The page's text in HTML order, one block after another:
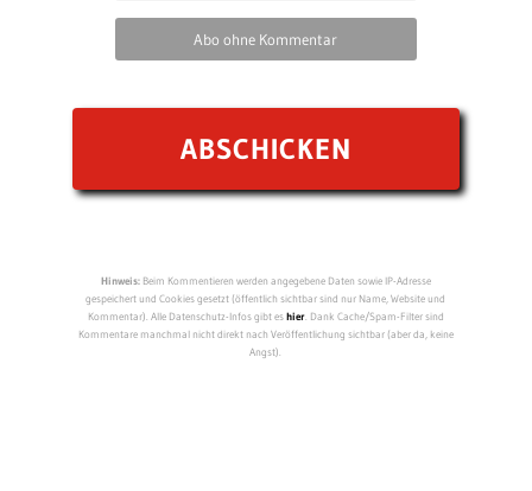
Abo ohne Kommentar
Hinweis:Beim Kommentieren werden angegebene Daten sowie IP-Adresse
gespeichert und Cookies gesetzt (öffentlich sichtbar sind nur Name, Website und
Kommentar). Alle Datenschutz-Infos gibt eshier. Dank Cache/Spam-Filter sind
Kommentare manchmal nicht direkt nach Veröffentlichung sichtbar (aber da, keine
Angst).